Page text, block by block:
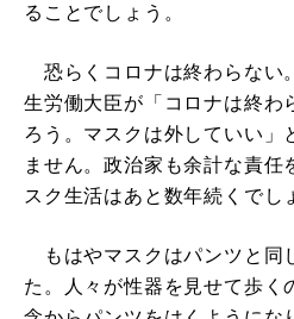
ることでしょう。
恐らくコロナは終わらない
生労働大臣が「コロナは終わ
ろう。マスクは外していい」
ません。政治家も余計な責任
スク生活はあと数年続くでし
もはやマスクはパンツと同
た。人々が性器を見せて歩く